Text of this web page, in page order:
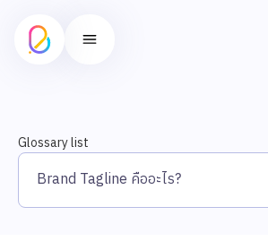
Glossary list
Brand Tagline คืออะไร?